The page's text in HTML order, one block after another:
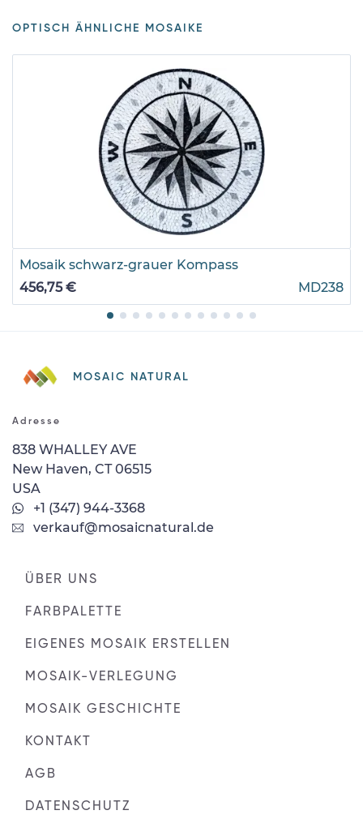
OPTISCH ÄHNLICHE MOSAIKE
Mosaik schwarz-grauer Kompass
456,75 €
MD238
MOSAIC NATURAL
Adresse
838 WHALLEY AVE
New Haven, CT 06515
USA
+1 (347) 944-3368
verkauf@mosaicnatural.de
ÜBER UNS
FARBPALETTE
EIGENES MOSAIK ERSTELLEN
MOSAIK-VERLEGUNG
MOSAIK GESCHICHTE
KONTAKT
AGB
DATENSCHUTZ